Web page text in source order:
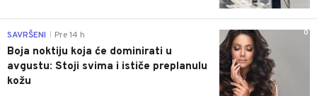
0
SAVRŠENI Pre 14 h
Boja noktiju koja će dominirati u
avgustu: Stoji svima i ističe preplanulu
kožu